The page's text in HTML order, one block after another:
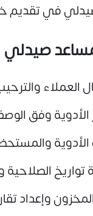
في تقديم
صيدلي
العملاء
الأدوية وفق
الأدوية
تواريخ الصلاحية
وإعداد